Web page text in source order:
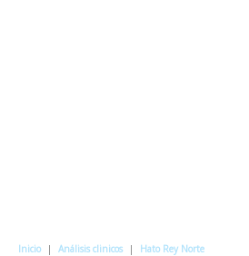
Inicio | Análisis clinicos | Hato Rey Norte